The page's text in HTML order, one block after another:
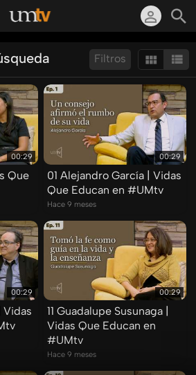
Filtros
Resultados/Pág.:
00:29
Que
00:29
01 Alejandro García | Vidas
Que Educan en #UMtv
Hace 9 meses
00:29
Vidas
00:29
11 Guadalupe Susunaga |
Vidas Que Educan en
#UMtv
Hace 9 meses